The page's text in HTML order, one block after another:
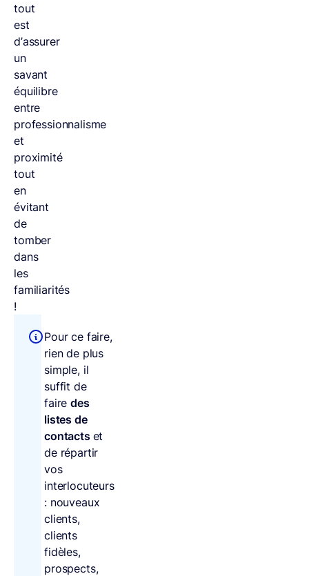
tout
est
d’assurer
un
savant
équilibre
entre
professionnalisme
et
proximité
tout
en
évitant
de
tomber
dans
les
familiarités
!
Pour ce faire,
rien de plus
simple, il
suffit de
fairedes
listes de
contacts et
de répartir
vos
interlocuteurs
: nouveaux
clients,
clients
fidèles,
prospects,